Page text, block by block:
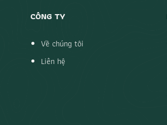
CÔNG TY
Về chúng tôi
Liên hệ